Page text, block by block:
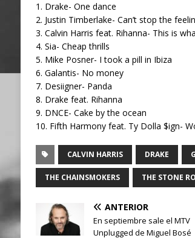
1. Drake- One dance
2. Justin Timberlake- Can’t stop the
3. Calvin Harris feat. Rihanna- This is
4. Sia- Cheap thrills
5. Mike Posner- I took a pill in Ibiza
6. Galantis- No money
7. Desiigner- Panda
8. Drake feat. Rihanna
9. DNCE- Cake by the ocean
10. Fifth Harmony feat. Ty Dolla $ign-
CALVIN HARRIS DRAKE
THE CHAINSMOKERS THE STONE
ANTERIOR
En septiembre sale el MTV
Unplugged de Miguel Bosé